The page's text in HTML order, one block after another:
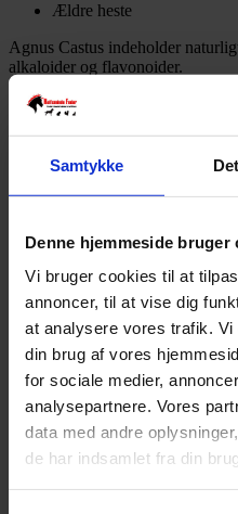
Samtykke
Denne hjemmeside bruger
Vi bruger cookies til at
annoncer, til at vise dig
at analysere vores trafik.
din brug af vores
for sociale medier,
analysepartnere. Vores
data med andre
de har indsamlet fra din
Ældre heste
Agnus Castus indeholder
alkaloider og flavonoider.
Sammensætning
Foderanvisning
3 g pr. 100 kg kropsvægt pr. dag
SKU
5744001230039
Weight 3,5 kg
Relaterede